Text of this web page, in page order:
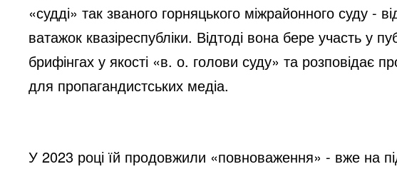
«судді» так званого горняцького міжрайонного суду -
ватажок квазіреспубліки. Відтоді вона бере участь у
брифінгах у якості «в. о. голови суду» та розповідає
для пропагандистських медіа.
У 2023 році їй продовжили «повноваження» - вже на